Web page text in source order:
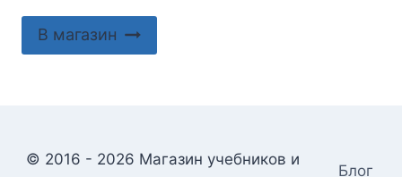
В магазин
© 2016 - 2026 Магазин учебников и
Блог